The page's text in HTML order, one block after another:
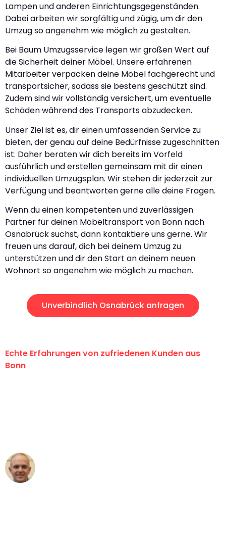
Lampen und anderen Einrichtungsgegenständen.
Dabei arbeiten wir sorgfältig und zügig, um dir den
Umzug so angenehm wie möglich zu gestalten.
Bei Baum Umzugsservice legen wir großen Wert auf
die Sicherheit deiner Möbel. Unsere erfahrenen
Mitarbeiter verpacken deine Möbel fachgerecht und
transportsicher, sodass sie bestens geschützt sind.
Zudem sind wir vollständig versichert, um eventuelle
Schäden während des Transports abzudecken.
Unser Ziel ist es, dir einen umfassenden Service zu
bieten, der genau auf deine Bedürfnisse zugeschnitten
ist. Daher beraten wir dich bereits im Vorfeld
ausführlich und erstellen gemeinsam mit dir einen
individuellen Umzugsplan. Wir stehen dir jederzeit zur
Verfügung und beantworten gerne alle deine Fragen.
Wenn du einen kompetenten und zuverlässigen
Partner für deinen Möbeltransport von Bonn nach
Osnabrück suchst, dann kontaktiere uns gerne. Wir
freuen uns darauf, dich bei deinem Umzug zu
unterstützen und dir den Start an deinem neuen
Wohnort so angenehm wie möglich zu machen.
Unverbindlich Osnabrück anfragen
Echte Erfahrungen von zufriedenen Kunden aus
Bonn